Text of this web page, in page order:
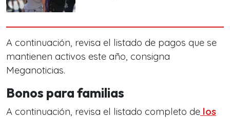
A continuación, revisa el listado de pagos que se
mantienen activos este año, consigna
Meganoticias.
Bonos para familias
A continuación, revisa el listado completo de los